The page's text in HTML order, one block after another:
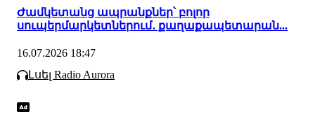
Ժամկետանց ապրանքներ՝ բոլոր
սուպերմարկետներում․ քաղաքապետարան...
16.07.2026 18:47
Լսել Radio Aurora